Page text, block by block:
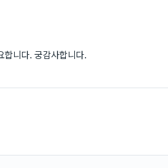
합니다. 궁감사합니다.